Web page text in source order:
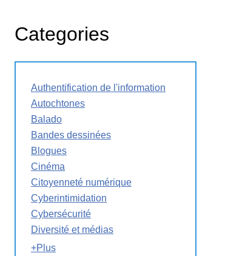
Enjeux
numériques
Jeux
La
Semaine
Categories
Authentification de l'information
Autochtones
Balado
Bandes dessinées
Blogues
Cinéma
Citoyenneté numérique
Cyberintimidation
Cybersécurité
Diversité et médias
+Plus